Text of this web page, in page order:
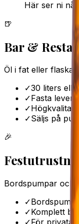
Här ser ni
🍺
Bar &
Öl i fat eller flaska
✓30 liters
✓Fasta
✓
✓Säljs på
🎉
Bordspumpar och
✓Bordspump
✓Komplett